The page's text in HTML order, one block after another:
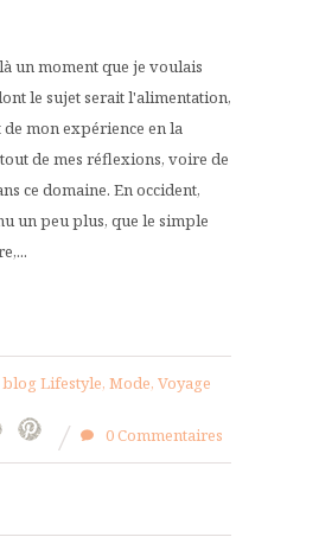
un moment que je voulais
le sujet serait l'alimentation,
mon expérience en la
de mes réflexions, voire de
ce domaine. En occident,
un peu plus, que le simple
Lifestyle, Mode, Voyage
0 Commentaires